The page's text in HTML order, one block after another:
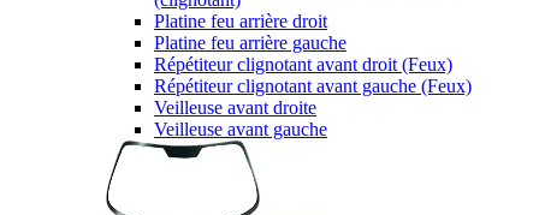
Platine feu arrière droit
Platine feu arrière gauche
Répétiteur clignotant avant droit (Feux)
Répétiteur clignotant avant gauche (Feux)
Veilleuse avant droite
Veilleuse avant gauche